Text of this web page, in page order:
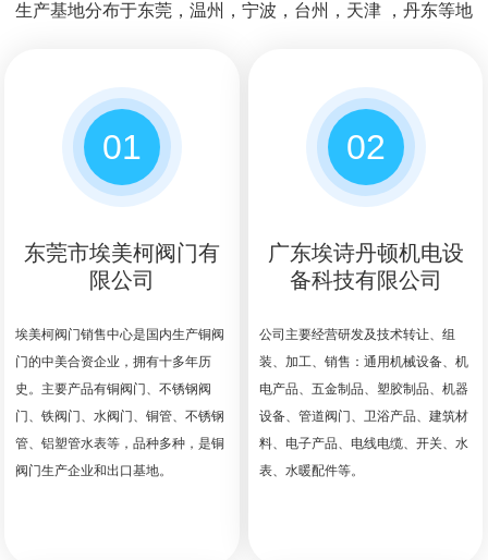
生产基地分布于东莞，温州，宁波，台州，天津 ，丹东等地
01
东莞市埃美柯阀门有
限公司
埃美柯阀门销售中心是国内生产铜阀
门的中美合资企业，拥有十多年历
史。主要产品有铜阀门、不锈钢阀
门、铁阀门、水阀门、铜管、不锈钢
管、铝塑管水表等，品种多种，是铜
阀门生产企业和出口基地。
02
广东埃诗丹顿机电设
备科技有限公司
公司主要经营研发及技术转让、组
装、加工、销售：通用机械设备、机
电产品、五金制品、塑胶制品、机器
设备、管道阀门、卫浴产品、建筑材
料、电子产品、电线电缆、开关、水
表、水暖配件等。